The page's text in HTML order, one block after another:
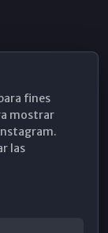
fines
mostrar
las